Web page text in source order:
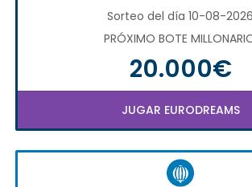
Sorteo del día 10-08-2026
PRÓXIMO BOTE
20.000€
JUGAR EURODREAMS